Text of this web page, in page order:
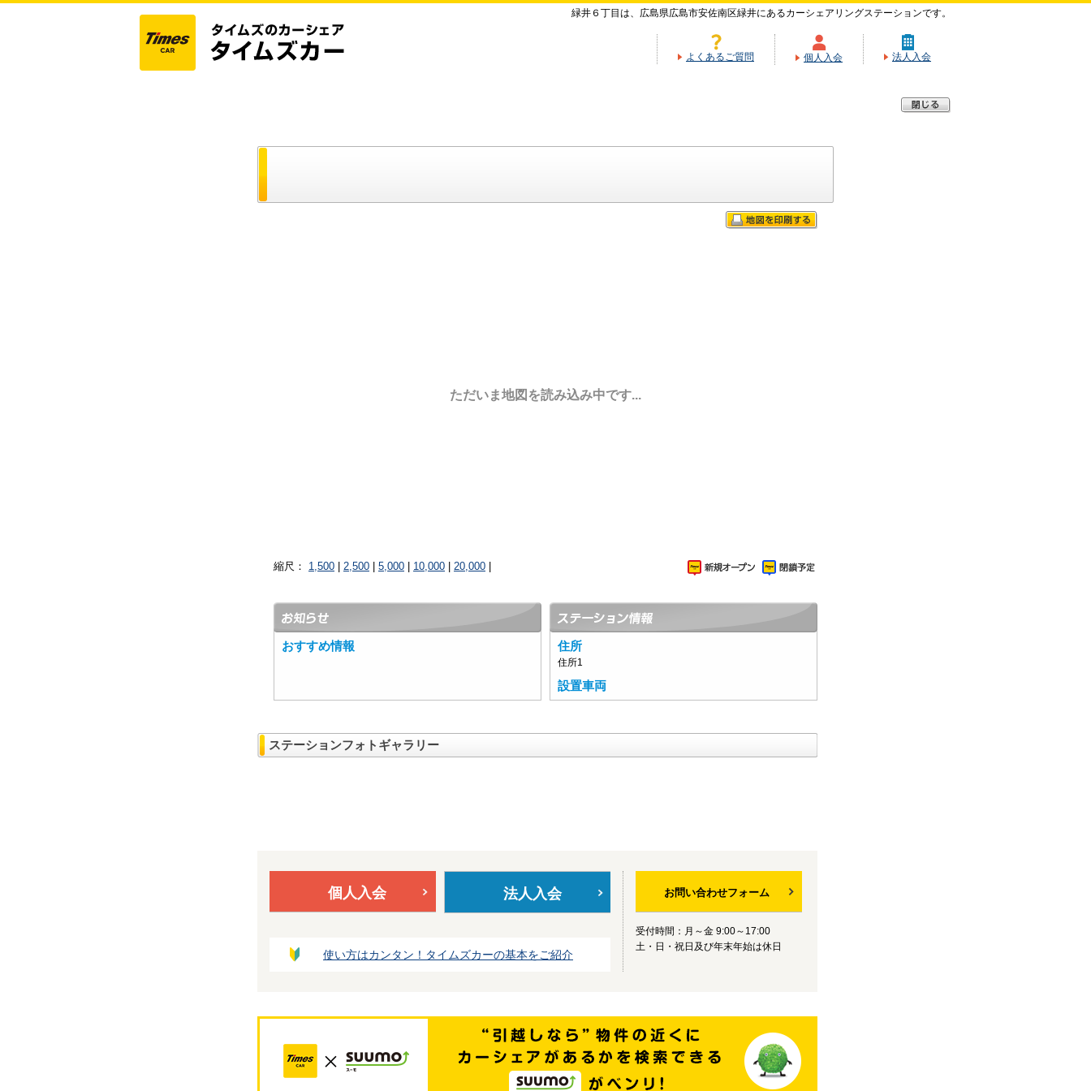
緑井６丁目は、広島県広島市安佐南区緑井にあるカーシェアリングステーションです。
よくあるご質問 個人入会 法人入会
ただいま地図を読み込み中です...
縮尺： 1,500 2,500 5,000 10,000 20,000
おすすめ情報 住所
住所1
設置車両
ステーションフォトギャラリー
個人入会 法人入会
使い方はカンタン！タイムズカーの基本をご紹介
お問い合わせフォーム
受付時間：月～金 9:00～17:00
土・日・祝日及び年末年始は休日